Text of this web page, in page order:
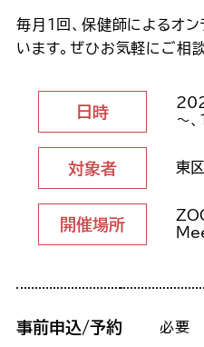
毎月1回、保健師によるオ
います。ぜひお気軽にご相
日時
～
対象者 東
開催場所
事前申込/予約 必要